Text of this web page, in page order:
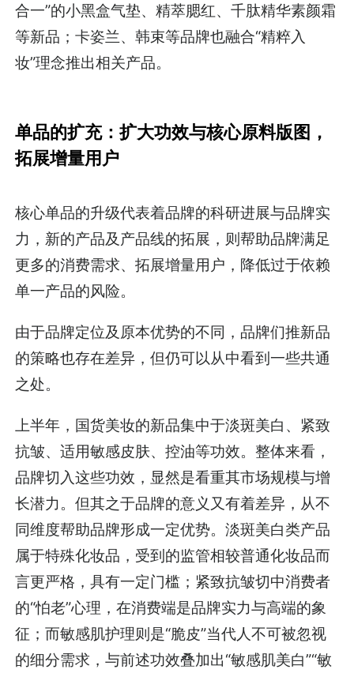
合一”的小黑盒气垫、精萃腮红、千肽精华素颜霜
等新品；卡姿兰、韩束等品牌也融合“精粹入
妆”理念推出相关产品。
单品的扩充：扩大功效与核心原料版图，
拓展增量用户
核心单品的升级代表着品牌的科研进展与品牌实
力，新的产品及产品线的拓展，则帮助品牌满足
更多的消费需求、拓展增量用户，降低过于依赖
单一产品的风险。
由于品牌定位及原本优势的不同，品牌们推新品
的策略也存在差异，但仍可以从中看到一些共通
之处。
上半年，国货美妆的新品集中于淡斑美白、紧致
抗皱、适用敏感皮肤、控油等功效。整体来看，
品牌切入这些功效，显然是看重其市场规模与增
长潜力。但其之于品牌的意义又有着差异，从不
同维度帮助品牌形成一定优势。淡斑美白类产品
属于特殊化妆品，受到的监管相较普通化妆品而
言更严格，具有一定门槛；紧致抗皱切中消费者
的“怕老”心理，在消费端是品牌实力与高端的象
征；而敏感肌护理则是“脆皮”当代人不可被忽视
的细分需求，与前述功效叠加出“敏感肌美白”“敏